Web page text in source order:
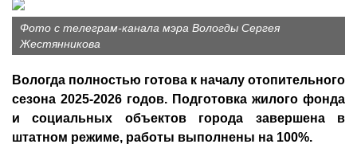
Фото с телеграм-канала мэра Вологды Сергея
Жестянникова
Вологда полностью готова к началу отопительного
сезона 2025-2026 годов. Подготовка жилого фонда
и социальных объектов города завершена в
штатном режиме, работы выполнены на 100%.